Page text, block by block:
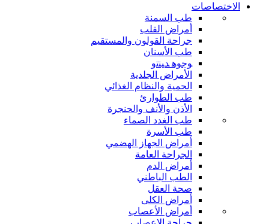
الاختصاصات
طب السمنة
أمراض القلب
جراحة القولون والمستقيم
طب الأسنان
ﻮﺟﻮﻫ ﺪﻴﻨﺗﻭ
الأمراض الجلدية
الحمية والنظام الغذائي
طب الطوارئ
الأذن والأنف والحنجرة
طب الغدد الصماء
طب الأسرة
أمراض الجهاز الهضمي
الجراحة العامة
أمراض الدم
الطب الباطني
صحة العقل
أمراض الكلى
أمراض الأعصاب